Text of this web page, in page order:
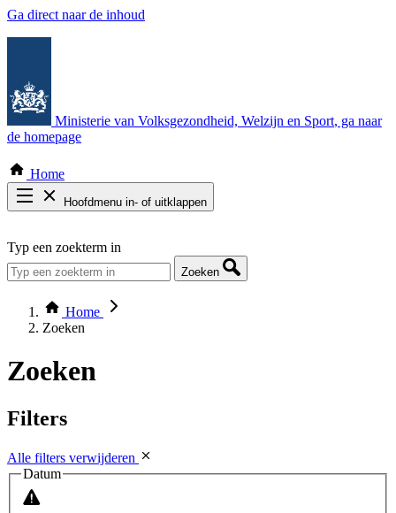
Ga direct naar de inhoud
Ministerie van Volksgezondheid, Welzijn en Sport, ga naar
de homepage
Home
Hoofdmenu in- of uitklappen
Thema COVID-19
Bekijk per bestuursorgaan
Typ een zoekterm in
Zoeken
Home
Zoeken
Zoeken
Filters
Alle filters verwijderen
Datum